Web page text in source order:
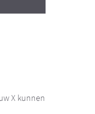
X kunnen